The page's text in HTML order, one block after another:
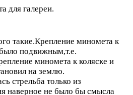
для галереи.
такие.Крепление миномета к
было подвижным,т.е.
миномета к коляске и
на землю.
стрельба только из
наверное не было бы смысла